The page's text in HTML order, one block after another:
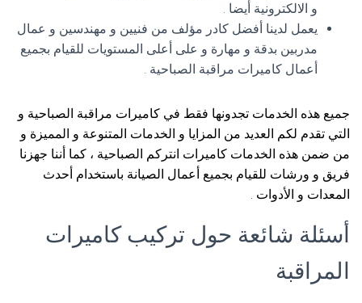
و الالكترونية أيضا .
يعمل لدينا أفضل كادر مؤلف من فنيين و مهندسين و عمال
مدربين بدقة و مهارة و على أعلى المستويات للقيام بجميع
أعمال كاميرات مراقبة الصباحية .
جميع هذه الخدمات تجدونها فقط في كاميرات مراقبة الصباحية و
التي تقدم لكم العديد من المزايا و الخدمات المتنوعة و المميزة و
من ضمن هذه الخدمات كاميرات انتركم الصباحية ، كما أننا جهزنا
فريق و ورشات للقيام بجميع أعمال الصيانة باستخدام أحدث
المعدات و الأدوات .
أسئلة شائعة حول تركيب كاميرات
المراقبة